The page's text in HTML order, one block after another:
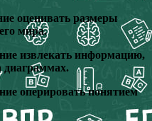
оценивать размеры
мира.
извлекать информацию,
диаграммах.
оперировать понятием